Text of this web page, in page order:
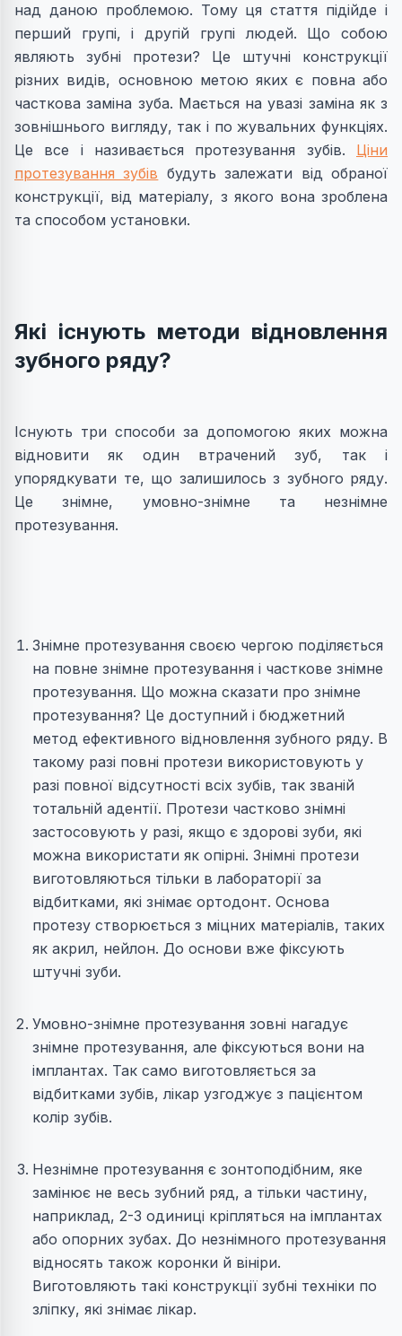
над даною проблемою. Тому ця стаття підійде і
перший групі, і другій групі людей. Що собою
являють зубні протези? Це штучні конструкції
різних видів, основною метою яких є повна або
часткова заміна зуба. Мається на увазі заміна як з
зовнішнього вигляду, так і по жувальних функціях.
Це все і називається протезування зубів. Ціни
протезування зубів будуть залежати від обраної
конструкції, від матеріалу, з якого вона зроблена
та способом установки.
Які існують методи відновлення
зубного ряду?
Існують три способи за допомогою яких можна
відновити як один втрачений зуб, так і
упорядкувати те, що залишилось з зубного ряду.
Це знімне, умовно-знімне та незнімне
протезування.
Знімне протезування своєю чергою поділяється
на повне знімне протезування і часткове знімне
протезування. Що можна сказати про знімне
протезування? Це доступний і бюджетний
метод ефективного відновлення зубного ряду. В
такому разі повні протези використовують у
разі повної відсутності всіх зубів, так званій
тотальній адентії. Протези частково знімні
застосовують у разі, якщо є здорові зуби, які
можна використати як опірні. Знімні протези
виготовляються тільки в лабораторії за
відбитками, які знімає ортодонт. Основа
протезу створюється з міцних матеріалів, таких
як акрил, нейлон. До основи вже фіксують
штучні зуби.
Умовно-знімне протезування зовні нагадує
знімне протезування, але фіксуються вони на
імплантах. Так само виготовляється за
відбитками зубів, лікар узгоджує з пацієнтом
колір зубів.
Незнімне протезування є зонтоподібним, яке
замінює не весь зубний ряд, а тільки частину,
наприклад, 2-3 одиниці кріпляться на імплантах
або опорних зубах. До незнімного протезування
відносять також коронки й вініри.
Виготовляють такі конструкції зубні техніки по
зліпку, які знімає лікар.